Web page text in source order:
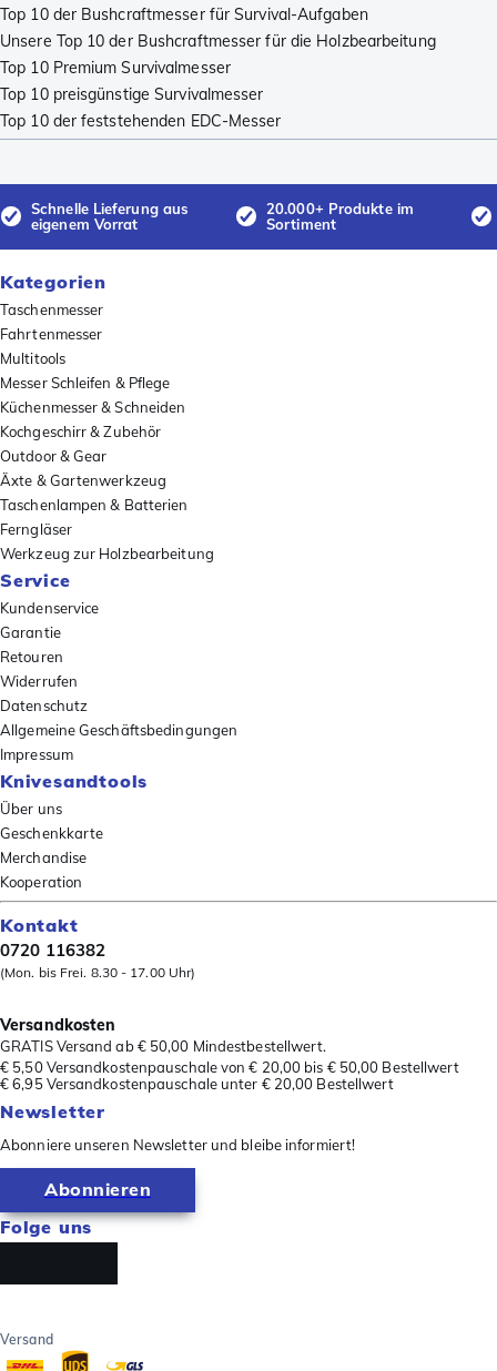
Top 10 der Bushcraftmesser für Survival-Aufgaben
Unsere Top 10 der Bushcraftmesser für die Holzbearbeitung
Top 10 Premium Survivalmesser
Top 10 preisgünstige Survivalmesser
Top 10 der feststehenden EDC-Messer
Schnelle Lieferung aus
eigenem Vorrat
20.000+ Produkte im
Sortiment
Kategorien
Taschenmesser
Fahrtenmesser
Multitools
Messer Schleifen & Pflege
Küchenmesser & Schneiden
Kochgeschirr & Zubehör
Outdoor & Gear
Äxte & Gartenwerkzeug
Taschenlampen & Batterien
Ferngläser
Werkzeug zur Holzbearbeitung
Service
Kundenservice
Garantie
Retouren
Widerrufen
Datenschutz
Allgemeine Geschäftsbedingungen
Impressum
Knivesandtools
Über uns
Geschenkkarte
Merchandise
Kooperation
Kontakt
0720 116382
(Mon. bis Frei. 8.30 - 17.00 Uhr)
Versandkosten
GRATIS Versand ab € 50,00 Mindestbestellwert.
€ 5,50 Versandkostenpauschale von € 20,00 bis € 50,00 Bestellwert
€ 6,95 Versandkostenpauschale unter € 20,00 Bestellwert
Newsletter
Abonniere unseren Newsletter und bleibe informiert!
Abonnieren
Folge uns
Versand